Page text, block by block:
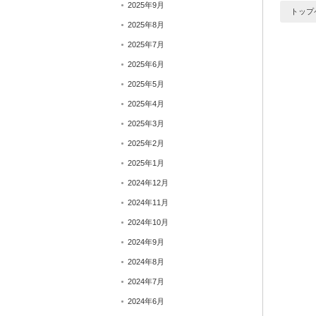
トッ
2025年9月
2025年8月
2025年7月
2025年6月
2025年5月
2025年4月
2025年3月
2025年2月
2025年1月
2024年12月
2024年11月
2024年10月
2024年9月
2024年8月
2024年7月
2024年6月